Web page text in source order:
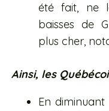
été fait, ne
baisses de
plus cher,
Ainsi, les
En diminuant